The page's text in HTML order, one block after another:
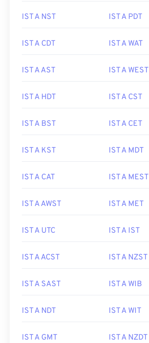
IST A NST IST A PDT
IST A CDT IST A WAT
IST A AST IST A WEST
IST A HDT IST A CST
IST A BST IST A CET
IST A KST IST A MDT
IST A CAT IST A MEST
IST A AWST IST A MET
IST A UTC IST A IST
IST A ACST IST A NZST
IST A SAST IST A WIB
IST A NDT IST A WIT
IST A GMT IST A NZDT